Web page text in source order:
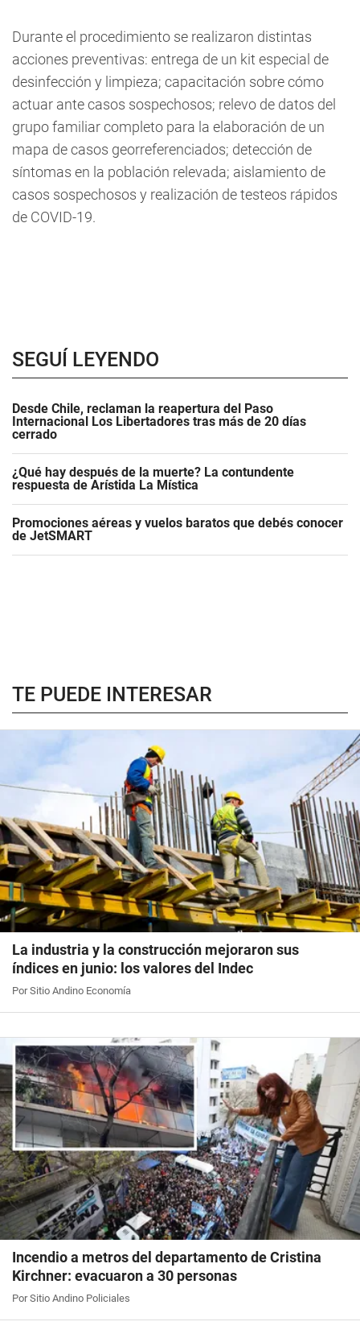
Durante el procedimiento se realizaron distintas
acciones preventivas: entrega de un kit especial de
desinfección y limpieza; capacitación sobre cómo
actuar ante casos sospechosos; relevo de datos del
grupo familiar completo para la elaboración de un
mapa de casos georreferenciados; detección de
síntomas en la población relevada; aislamiento de
casos sospechosos y realización de testeos rápidos
de COVID-19.
SEGUÍ LEYENDO
Desde Chile, reclaman la reapertura del Paso
Internacional Los Libertadores tras más de 20 días
cerrado
¿Qué hay después de la muerte? La contundente
respuesta de Arístida La Mística
Promociones aéreas y vuelos baratos que debés conocer
de JetSMART
TE PUEDE INTERESAR
La industria y la construcción mejoraron sus
índices en junio: los valores del Indec
Por Sitio Andino Economía
Incendio a metros del departamento de Cristina
Kirchner: evacuaron a 30 personas
Por Sitio Andino Policiales